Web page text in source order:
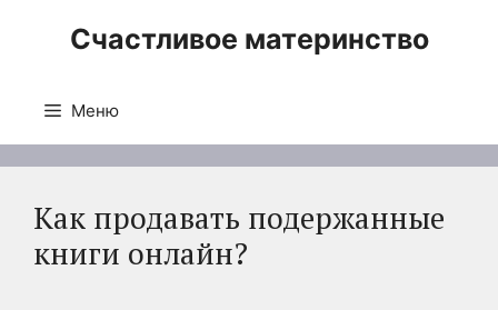
Счастливое материнство
Меню
Как продавать подержанные
книги онлайн?